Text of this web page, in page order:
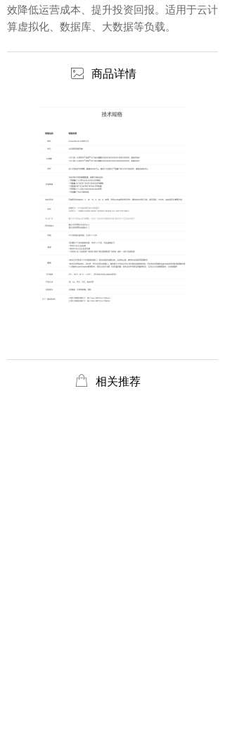
效降低运营成本、提升投资回报。适用于云计
算虚拟化、数据库、大数据等负载。
商品详情
ꂈ
ꂆ 相关推荐